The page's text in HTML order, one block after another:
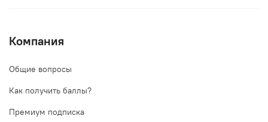
Компания
Общие вопросы
Как получить баллы?
Премиум подписка